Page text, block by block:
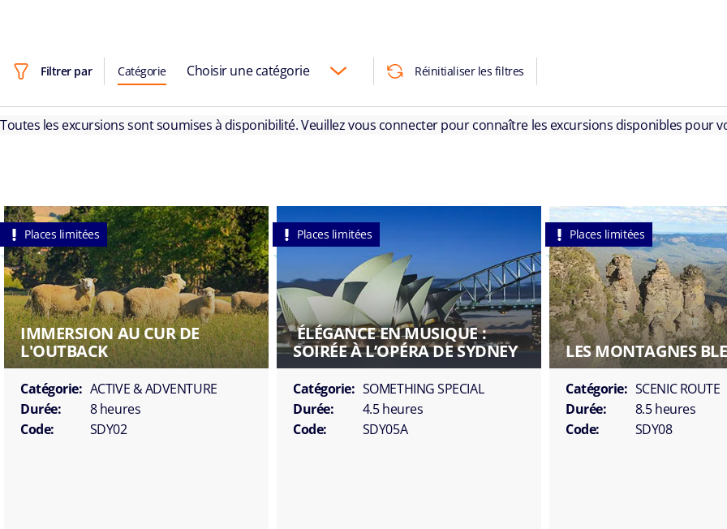
Filtrer par Catégorie Choisir une catégorie Réinitialiser les filtres
Toutes les excursions sont soumises à disponibilité. Veuillez vous connecter pour connaître les excursions disponibles pour
Places limitées
IMMERSION AU CUR DE
L'OUTBACK
Catégorie: ACTIVE & ADVENTURE
Durée:
8 heures
Code:
SDY02
Places limitées
ÉLÉGANCE EN MUSIQUE :
SOIRÉE À L’OPÉRA DE SYDNEY
Catégorie: SOMETHING SPECIAL
Durée:
4.5 heures
Code:
SDY05A
Places limitées
LES MONTAGNES
Catégorie: SCENIC ROUTE
Durée:
8.5 heures
Code:
SDY08